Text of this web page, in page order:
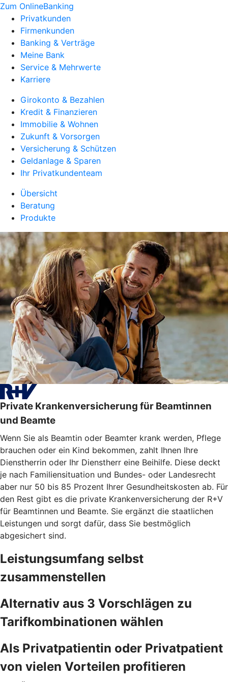
Zum OnlineBanking
Privatkunden
Firmenkunden
Banking & Verträge
Meine Bank
Service & Mehrwerte
Karriere
Girokonto & Bezahlen
Kredit & Finanzieren
Immobilie & Wohnen
Zukunft & Vorsorgen
Versicherung & Schützen
Geldanlage & Sparen
Ihr Privatkundenteam
Übersicht
Beratung
Produkte
Private Krankenversicherung für Beamtinnen
und Beamte
Wenn Sie als Beamtin oder Beamter krank werden, Pflege
brauchen oder ein Kind bekommen, zahlt Ihnen Ihre
Dienstherrin oder Ihr Dienstherr eine Beihilfe. Diese deckt
je nach Familiensituation und Bundes- oder Landesrecht
aber nur 50 bis 85 Prozent Ihrer Gesundheitskosten ab. Für
den Rest gibt es die private Krankenversicherung der R+V
für Beamtinnen und Beamte. Sie ergänzt die staatlichen
Leistungen und sorgt dafür, dass Sie bestmöglich
abgesichert sind.
Leistungsumfang selbst
zusammenstellen
Alternativ aus 3 Vorschlägen zu
Tarifkombinationen wählen
Als Privatpatientin oder Privatpatient
von vielen Vorteilen profitieren